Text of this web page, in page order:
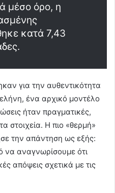
μέσο όρο, η
κατά 7,43
για την αυθεντικότητα
ένα αρχικό μοντέλο
ήταν πραγματικές,
στοιχεία. Η πιο «θερμή»
την απάντηση ως εξής:
να αναγνωρίσουμε ότι
απόψεις σχετικά με τις